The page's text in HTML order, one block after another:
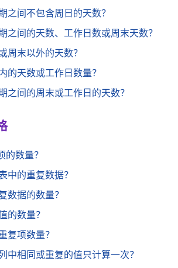
之间不包含周日的天数？
之间的天数、工作日数或周末天数？
周末以外的天数？
的天数或工作日数量？
间的周末或工作日的天数？
数量？
中的重复数据？
数据的数量？
的数量？
复项数量？
相同或重复的值只计算一次？